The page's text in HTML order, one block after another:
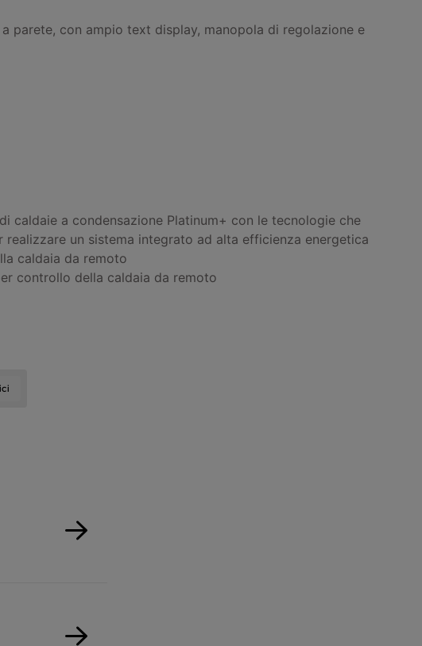
parete, con ampio text display, manopola di regolazione e
caldaie a condensazione Platinum+ con le tecnologie che
un sistema integrato ad alta efficienza energetica
caldaia da remoto
controllo della caldaia da remoto